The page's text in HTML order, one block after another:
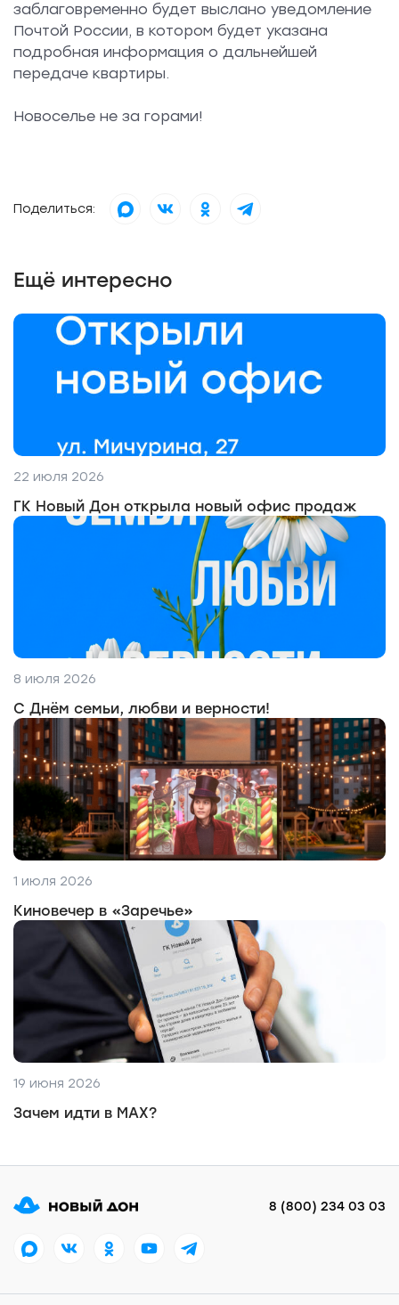
заблаговременно будет выслано уведомление
Почтой России, в котором будет указана
подробная информация о дальнейшей
передаче квартиры.
Новоселье не за горами!
Поделиться:
Ещё интересно
22 июля 2026
ГК Новый Дон открыла новый офис продаж
8 июля 2026
С Днём семьи, любви и верности!
1 июля 2026
Киновечер в «Заречье»
19 июня 2026
Зачем идти в MAX?
8 (800) 234 03 03